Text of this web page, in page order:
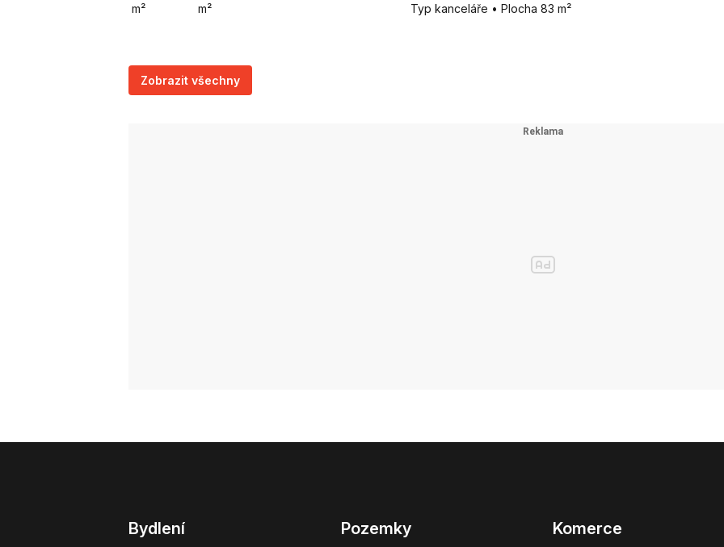
kanceláře • Plocha 35 m²
m²
Typ kanceláře • Plocha 83 m²
Zobrazit všechny
Bydlení Pozemky Komerce